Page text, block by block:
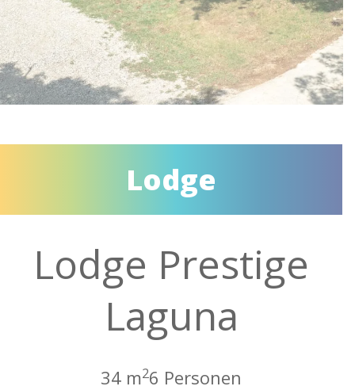
Lodge
Lodge Prestige
Laguna
34 m26 Personen